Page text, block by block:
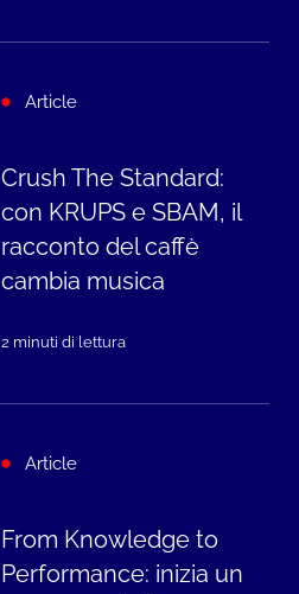
Article
Crush The Standard:
con KRUPS e SBAM, il
racconto del caffè
cambia musica
2 minuti di lettura
Article
From Knowledge to
Performance: inizia un